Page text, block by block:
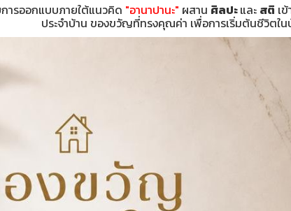
ารออกแบบภายใต้แนวคิด "อานาปานะ" ผสาน ศิลปะและ สติ เ
ประจำบ้าน ของขวัญที่ทรงคุณค่า เพื่อการเริ่มต้นชีวิตใ